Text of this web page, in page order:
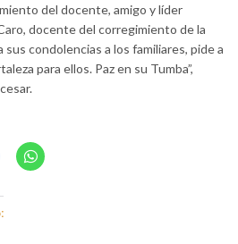
del docente, amigo y líder
docente del corregimiento de la
sus condolencias a los familiares, pide a
para ellos. Paz en su Tumba”,